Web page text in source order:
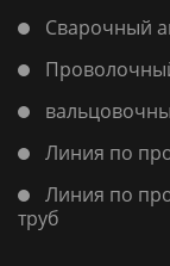
Сварочный
Линия по
Линия по
труб